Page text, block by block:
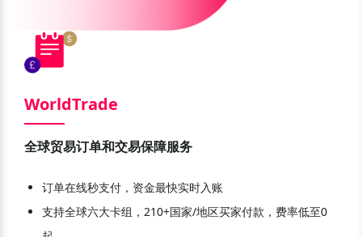
WorldTrade
全球贸易订单和交易保障服务
订单在线秒支付，资金最快实时入账
支持全球六大卡组，210+国家/地区买家付款，费率低至0